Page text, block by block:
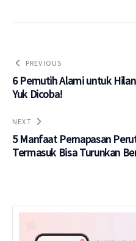
PREVIOUS
6 Pemutih Alami untuk
Yuk Dicoba!
NEXT
5 Manfaat Pernapasan
Termasuk Bisa Turunkan